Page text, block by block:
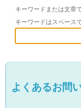
キーワードまたは文章
キーワードはスペース
よくあるお問